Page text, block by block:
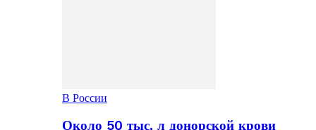
В России
Около 50 тыс. л донорской крови